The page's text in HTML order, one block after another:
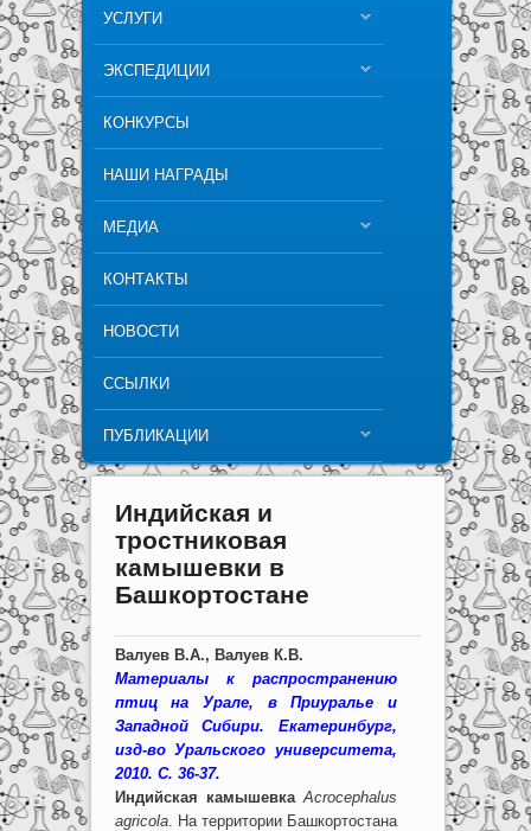
УСЛУГИ
ЭКСПЕДИЦИИ
КОНКУРСЫ
НАШИ НАГРАДЫ
МЕДИА
КОНТАКТЫ
НОВОСТИ
ССЫЛКИ
ПУБЛИКАЦИИ
Индийская и
тростниковая
камышевки в
Башкортостане
Валуев В.А., Валуев К.В.
Материалы к распространению
птиц на Урале, в Приуралье и
Западной Сибири. Екатеринбург,
изд-во Уральского университета,
2010. С. 36-37.
Индийская камышевка Acrocephalus
agricola. На территории Башкортостана